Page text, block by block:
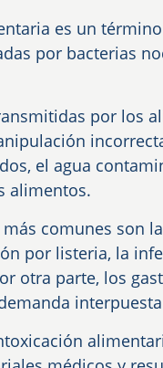
es un
por bacterias
por los
el agua
alimentos.
comunes son
por listeria, la
otra parte, los